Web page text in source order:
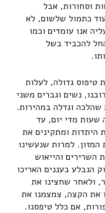
וסחורות, אבל
כתמול שלשום, לא
אנו עומדים וכמו
להכביד בשל
טיפוס גדולה, לעלות
נשים וגברים משני
וגדלה במהירות.
שעות מדי יום, עד
היתדות ומתקינים את
המזון. למרות שנעשינו
השרירים והייאוש
הנבלע בעננים האריכו
ולאחר שחצינו את
את הקצה, צמצמנו את
אם כלל טיפסנו.